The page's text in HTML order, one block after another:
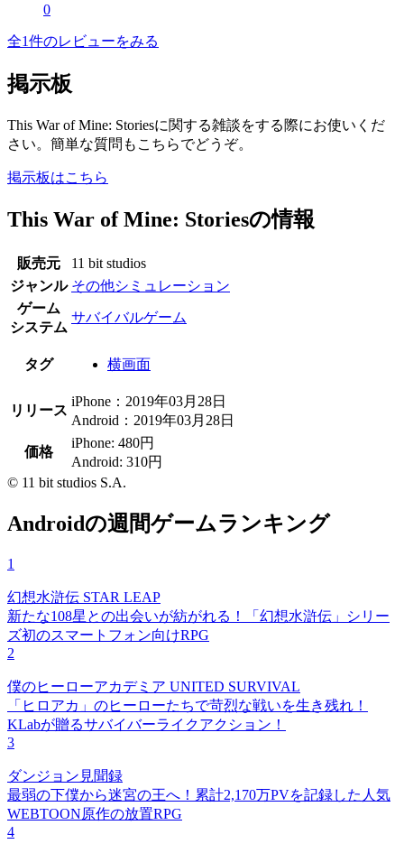
0
全1件のレビューをみる
掲示板
This War of Mine: Storiesに関する雑談をする際にお使いくだ
さい。簡単な質問もこちらでどうぞ。
掲示板はこちら
This War of Mine: Storiesの情報
販売元
11 bit studios
ジャンル その他シミュレーション
ゲーム
システム
サバイバルゲーム
タグ 横画面
リリース
iPhone：2019年03月28日
Android：2019年03月28日
価格
iPhone: 480円
Android: 310円
© 11 bit studios S.A.
Androidの週間ゲームランキング
1
幻想水滸伝 STAR LEAP
新たな108星との出会いが紡がれる！「幻想水滸伝」シリー
ズ初のスマートフォン向けRPG
2
僕のヒーローアカデミア UNITED SURVIVAL
「ヒロアカ」のヒーローたちで苛烈な戦いを生き残れ！
KLabが贈るサバイバーライクアクション！
3
ダンジョン見聞録
最弱の下僕から迷宮の王へ！累計2,170万PVを記録した人気
WEBTOON原作の放置RPG
4